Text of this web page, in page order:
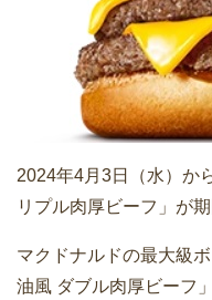
2024年4月3日（水）か
リプル肉厚ビーフ」が
マクドナルドの最大級
油風 ダブル肉厚ビーフ